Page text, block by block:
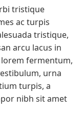
tristique
ac turpis
tristique,
arcu lacus in
fermentum,
urna
turpis, a
nibh sit amet